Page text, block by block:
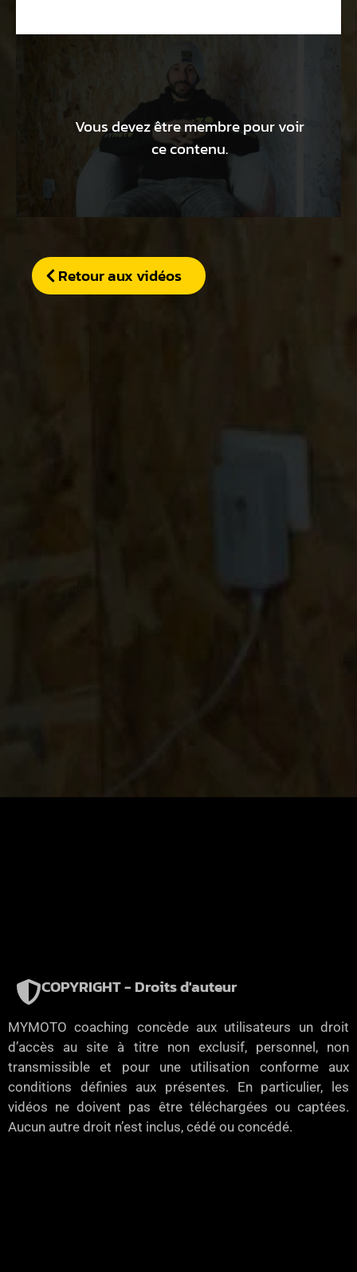
Vous devez être membre pour voir
ce contenu.
Retour aux vidéos
COPYRIGHT - Droits d'auteur
MYMOTO coaching concède aux utilisateurs un droit
d’accès au site à titre non exclusif, personnel, non
transmissible et pour une utilisation conforme aux
conditions définies aux présentes. En particulier, les
vidéos ne doivent pas être téléchargées ou captées.
Aucun autre droit n’est inclus, cédé ou concédé.